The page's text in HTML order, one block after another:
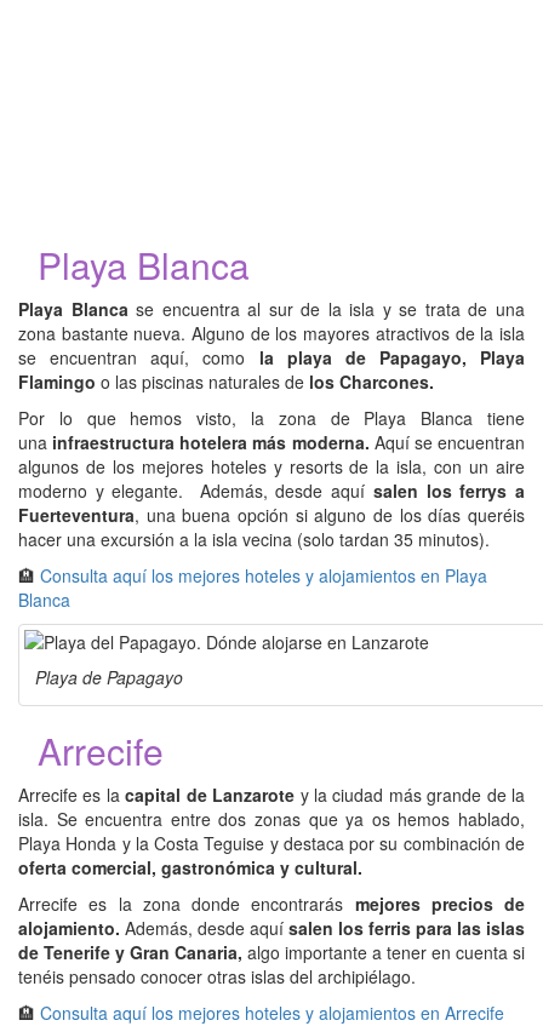
Playa Blanca
Playa Blanca se encuentra al sur de la isla y se trata de una
zona bastante nueva. Alguno de los mayores atractivos de la isla
se encuentran aquí, como la playa de Papagayo, Playa
Flamingo o las piscinas naturales de los Charcones.
Por lo que hemos visto, la zona de Playa Blanca tiene
una infraestructura hotelera más moderna. Aquí se encuentran
algunos de los mejores hoteles y resorts de la isla, con un aire
moderno y elegante. Además, desde aquí salen los ferrys a
Fuerteventura, una buena opción si alguno de los días queréis
hacer una excursión a la isla vecina (solo tardan 35 minutos).
🏨 Consulta aquí los mejores hoteles y alojamientos en Playa
Blanca
Playa de Papagayo
Arrecife
Arrecife es la capital de Lanzarote y la ciudad más grande de la
isla. Se encuentra entre dos zonas que ya os hemos hablado,
Playa Honda y la Costa Teguise y destaca por su combinación de
oferta comercial, gastronómica y cultural.
Arrecife es la zona donde encontrarás mejores precios de
alojamiento. Además, desde aquí salen los ferris para las islas
de Tenerife y Gran Canaria, algo importante a tener en cuenta si
tenéis pensado conocer otras islas del archipiélago.
🏨 Consulta aquí los mejores hoteles y alojamientos en Arrecife